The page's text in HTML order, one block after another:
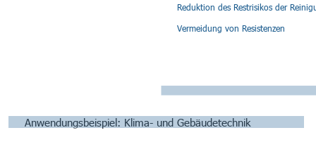
Anwendungsbeispiel: Klima- und Gebäudetechnik
Reduktion des Restrisikos der
Vermeidung von Resistenzen